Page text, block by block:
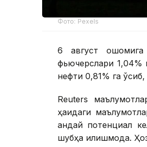
Фото: Pexels
6 август
фьючерслари 1,04%
нефти 0,81% га
Reuters
ҳақидаги
қандай потенциал
шубҳа қилишмоқда.